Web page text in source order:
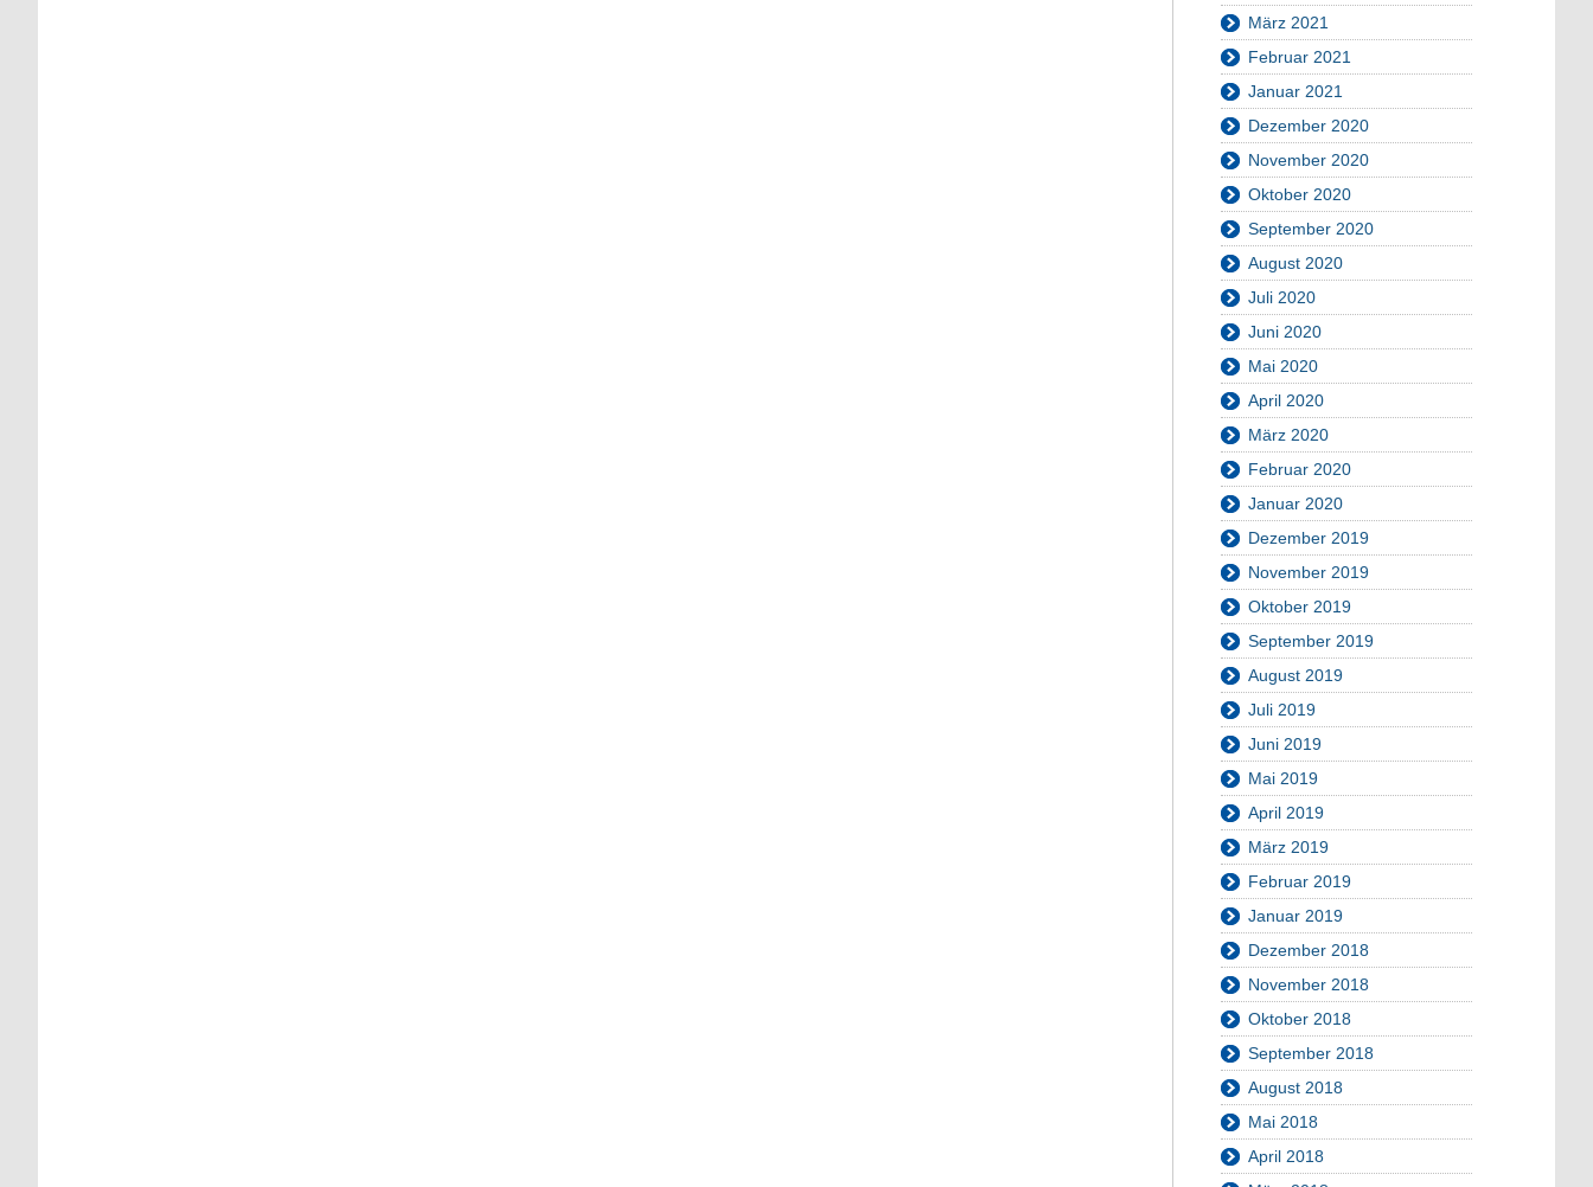
März 2021
Februar 2021
Januar 2021
Dezember 2020
November 2020
Oktober 2020
September 2020
August 2020
Juli 2020
Juni 2020
Mai 2020
April 2020
März 2020
Februar 2020
Januar 2020
Dezember 2019
November 2019
Oktober 2019
September 2019
August 2019
Juli 2019
Juni 2019
Mai 2019
April 2019
März 2019
Februar 2019
Januar 2019
Dezember 2018
November 2018
Oktober 2018
September 2018
August 2018
Mai 2018
April 2018